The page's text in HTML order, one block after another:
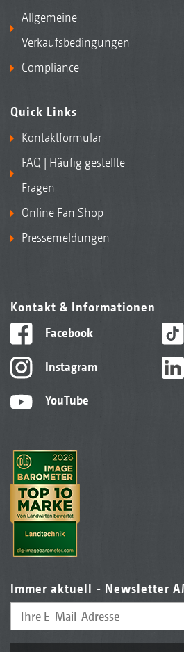
Allgemeine
Verkaufsbedingungen
Compliance
Quick Links
Kontaktformular
FAQ | Häufig gestellte
Fragen
Online Fan Shop
Pressemeldungen
Kontakt & Informationen
Facebook
Instagram
YouTube
Immer aktuell - Newsletter